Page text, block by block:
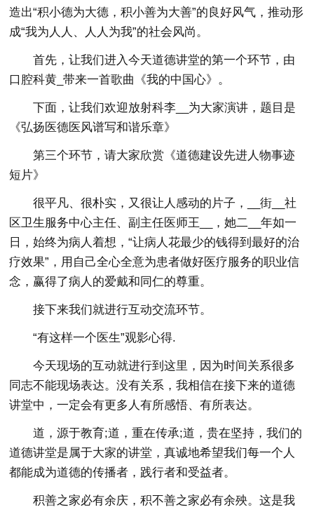
造出“积小德为大德，积小善为大善”的良好风气，推动形
成“我为人人、人人为我”的社会风尚。
首先，让我们进入今天道德讲堂的第一个环节，由
口腔科黄_带来一首歌曲《我的中国心》。
下面，让我们欢迎放射科李__为大家演讲，题目是
《弘扬医德医风谱写和谐乐章》
第三个环节，请大家欣赏《道德建设先进人物事迹
短片》
很平凡、很朴实，又很让人感动的片子，__街__社
区卫生服务中心主任、副主任医师王__，她二__年如一
日，始终为病人着想，“让病人花最少的钱得到最好的治
疗效果”，用自己全心全意为患者做好医疗服务的职业信
念，赢得了病人的爱戴和同仁的尊重。
接下来我们就进行互动交流环节。
“有这样一个医生”观影心得.
今天现场的互动就进行到这里，因为时间关系很多
同志不能现场表达。没有关系，我相信在接下来的道德
讲堂中，一定会有更多人有所感悟、有所表达。
道，源于教育;道，重在传承;道，贵在坚持，我们的
道德讲堂是属于大家的讲堂，真诚地希望我们每一个人
都能成为道德的传播者，践行者和受益者。
积善之家必有余庆，积不善之家必有余殃。这是我